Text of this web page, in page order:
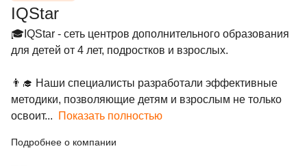
IQStar
🎓IQStar - сеть центров дополнительного образования
для детей от 4 лет, подростков и взрослых.
👨‍🎓 Наши специалисты разработали эффективные
методики, позволяющие детям и взрослым не только
освоит... Показать полностью
Подробнее о компании